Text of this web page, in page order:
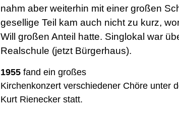
nahm aber weiterhin mit einer großen
gesellige Teil kam auch nicht zu kurz,
Will großen Anteil hatte. Singlokal war
Realschule (jetzt Bürgerhaus).
1955 fand ein großes
Kirchenkonzert verschiedener Chöre unter
Kurt Rienecker statt.